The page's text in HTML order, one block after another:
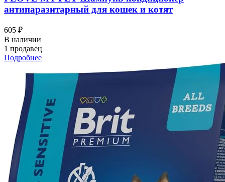
антипаразитарный для кошек и котят
605 ₽
В наличии
1 продавец
Подробнее